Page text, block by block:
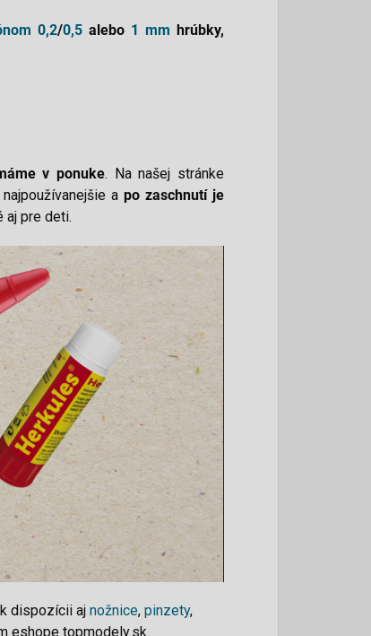
0,2/0,5alebo 1 mm hrúbky,
v ponuke. Na našej stránke
apo zaschnutí je
aj pre deti.
dispozícii aj nožnice, pinzety,
eshope topmodely.sk.